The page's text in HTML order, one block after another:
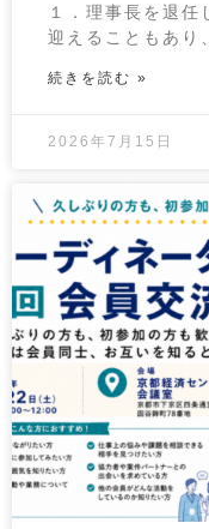
１．理事長を退
迎えることもあり
続きを読む »
2026年7月15日